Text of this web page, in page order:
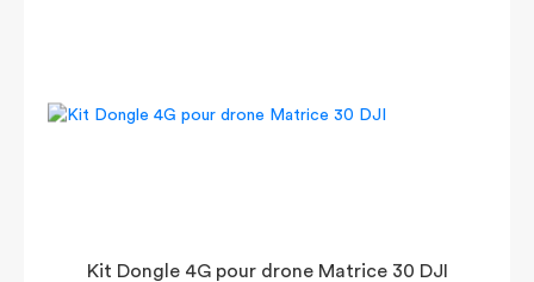
Kit Dongle 4G pour drone Matrice 30 DJI